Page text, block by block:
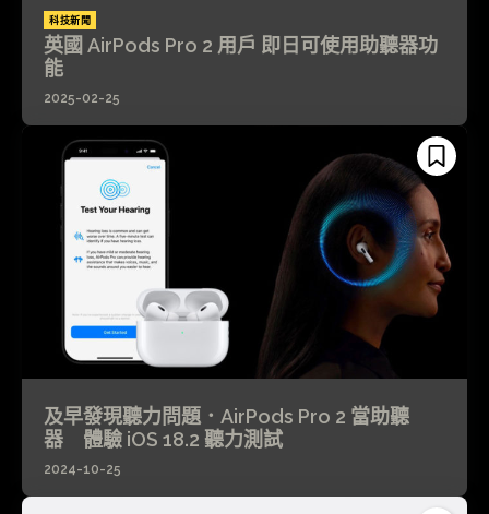
科技新聞
英國 AirPods Pro 2 用戶 即日可使用助聽器功
能
2025-02-25
及早發現聽力問題．AirPods Pro 2 當助聽
器 體驗 iOS 18.2 聽力測試
2024-10-25